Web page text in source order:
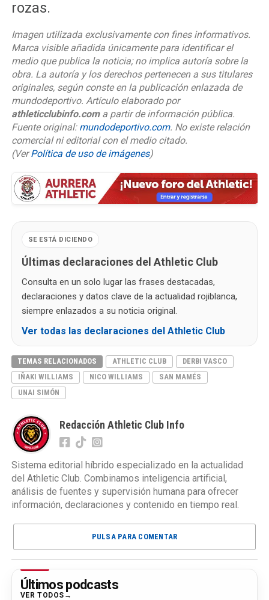
rozas.
Imagen utilizada exclusivamente con fines informativos.
Marca visible añadida únicamente para identificar el
medio que publica la noticia; no implica autoría sobre la
obra. La autoría y los derechos pertenecen a sus titulares
originales, según conste en la publicación enlazada de
mundodeportivo. Artículo elaborado por
athleticclubinfo.coma partir de información pública.
Fuente original: mundodeportivo.com. No existe relación
comercial ni editorial con el medio citado.
(VerPolítica de uso de imágenes)
SE ESTÁ DICIENDO
Últimas declaraciones del Athletic Club
Consulta en un solo lugar las frases destacadas,
declaraciones y datos clave de la actualidad rojiblanca,
siempre enlazados a su noticia original.
Ver todas las declaraciones del Athletic Club
TEMAS RELACIONADOS ATHLETIC CLUB
DERBI VASCO
IÑAKI WILLIAMS
NICO WILLIAMS
SAN MAMÉS
UNAI SIMÓN
Redacción Athletic Club Info
Sistema editorial híbrido especializado en la actualidad
del Athletic Club. Combinamos inteligencia artificial,
análisis de fuentes y supervisión humana para ofrecer
información, declaraciones y contenido en tiempo real.
PULSA PARA COMENTAR
Últimos podcasts
VER TODOS